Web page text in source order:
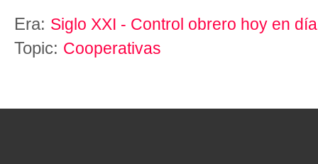
Era: Siglo XXI - Control obrero hoy en día
Topic: Cooperativas